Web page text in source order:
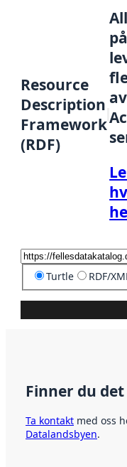
Resource
Description
Framework
(RDF)
Turtle RDF/
Finner du
Ta kontakt med oss
Datalandsbyen.